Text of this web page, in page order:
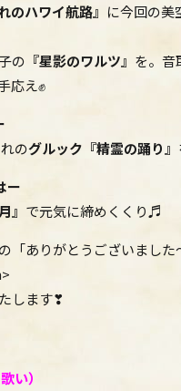
のハワイ航路』 に今回の美
の 『星影のワルツ』 を。音
応え✊
のグルック 『精霊の踊り』
ー
』 で元気に締めくくり♬
「ありがとうございまし
します❣
い）